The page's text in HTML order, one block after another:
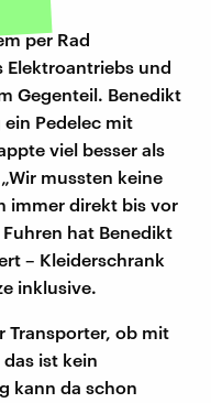
per Rad
Elektroantriebs und
Gegenteil. Benedikt
Pedelec mit
viel besser als
mussten keine
immer direkt bis vor
hat Benedikt
– Kleiderschrank
inklusive.
Transporter, ob mit
ist kein
kann da schon